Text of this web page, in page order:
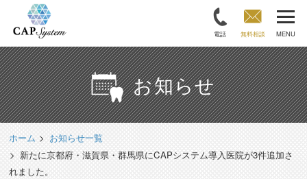
電話 無料相談 MENU
お知らせ
ホーム
お知らせ一覧
新たに京都府・滋賀県・群馬県にCAPシステム導入医院が3件追加さ
れました。